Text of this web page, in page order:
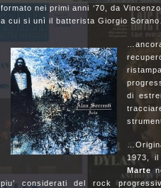
formato nei primi anni ‘70, da
a cui si unì il batterista Giorgio
di
1973,
Marte
piu’ considerati del rock